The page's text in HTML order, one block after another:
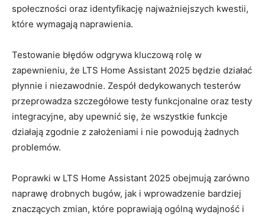
społeczności oraz identyfikację najważniejszych kwestii,
które wymagają naprawienia.
Testowanie błędów​ odgrywa kluczową rolę w
zapewnieniu, że LTS Home Assistant ⁣2025 będzie działać
płynnie ​i niezawodnie. Zespół dedykowanych testerów
przeprowadza szczegółowe testy funkcjonalne oraz‍ testy
integracyjne, ⁤aby upewnić się, że wszystkie funkcje
działają ​zgodnie z założeniami​ i⁢ nie ⁢powodują‍ żadnych
problemów.
Poprawki w LTS Home Assistant 2025 obejmują ⁣zarówno
naprawę drobnych bugów, jak i wprowadzenie bardziej
znaczących zmian, które​ poprawiają ogólną wydajność i⁢